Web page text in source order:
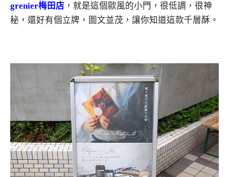
grenier梅田店 ，就是這個歐風的小門，很低調，很神
秘，還好有個立牌，圖文並茂，讓你知道這款千層酥。